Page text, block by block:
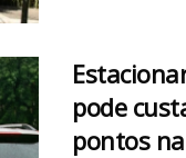
pode
pontos